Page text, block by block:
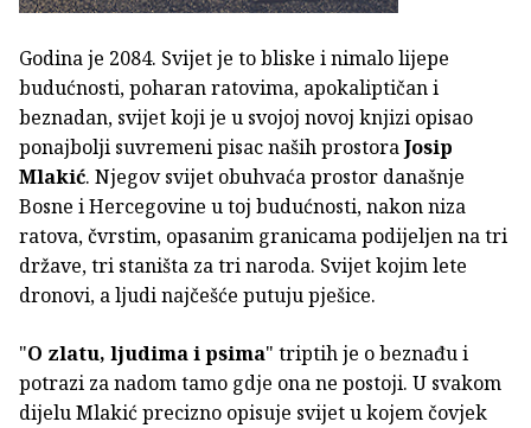
Godina je 2084. Svijet je to bliske i nimalo lijepe
budućnosti, poharan ratovima, apokaliptičan i
beznadan, svijet koji je u svojoj novoj knjizi opisao
ponajbolji suvremeni pisac naših prostoraJosip
Mlakić. Njegov svijet obuhvaća prostor današnje
Bosne i Hercegovine u toj budućnosti, nakon niza
ratova, čvrstim, opasanim granicama podijeljen na tri
države, tri staništa za tri naroda. Svijet kojim lete
dronovi, a ljudi najčešće putuju pješice.
"O zlatu, ljudima i psima" triptih je o beznađu i
potrazi za nadom tamo gdje ona ne postoji. U svakom
dijelu Mlakić precizno opisuje svijet u kojem čovjek